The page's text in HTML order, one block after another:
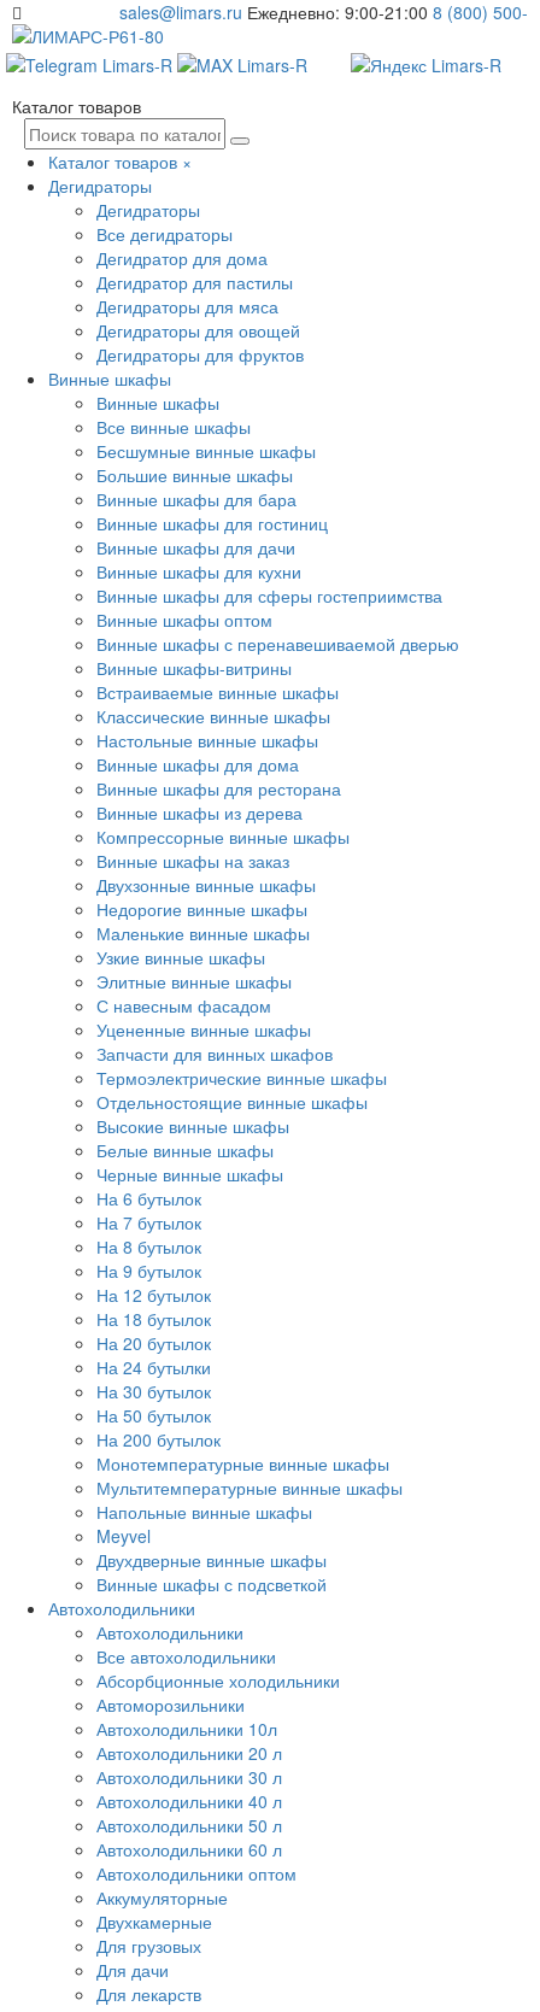
sales@limars.ru Ежедневно: 9:00-21:00 8 (800) 500-
61-80
Каталог товаров
Каталог товаров ×
Дегидраторы
Дегидраторы
Все дегидраторы
Дегидратор для дома
Дегидратор для пастилы
Дегидраторы для мяса
Дегидраторы для овощей
Дегидраторы для фруктов
Винные шкафы
Винные шкафы
Все винные шкафы
Бесшумные винные шкафы
Большие винные шкафы
Винные шкафы для бара
Винные шкафы для гостиниц
Винные шкафы для дачи
Винные шкафы для кухни
Винные шкафы для сферы гостеприимства
Винные шкафы оптом
Винные шкафы с перенавешиваемой дверью
Винные шкафы-витрины
Встраиваемые винные шкафы
Классические винные шкафы
Настольные винные шкафы
Винные шкафы для дома
Винные шкафы для ресторана
Винные шкафы из дерева
Компрессорные винные шкафы
Винные шкафы на заказ
Двухзонные винные шкафы
Недорогие винные шкафы
Маленькие винные шкафы
Узкие винные шкафы
Элитные винные шкафы
С навесным фасадом
Уцененные винные шкафы
Запчасти для винных шкафов
Термоэлектрические винные шкафы
Отдельностоящие винные шкафы
Высокие винные шкафы
Белые винные шкафы
Черные винные шкафы
На 6 бутылок
На 7 бутылок
На 8 бутылок
На 9 бутылок
На 12 бутылок
На 18 бутылок
На 20 бутылок
На 24 бутылки
На 30 бутылок
На 50 бутылок
На 200 бутылок
Монотемпературные винные шкафы
Мультитемпературные винные шкафы
Напольные винные шкафы
Meyvel
Двухдверные винные шкафы
Винные шкафы с подсветкой
Автохолодильники
Автохолодильники
Все автохолодильники
Абсорбционные холодильники
Автоморозильники
Автохолодильники 10л
Автохолодильники 20 л
Автохолодильники 30 л
Автохолодильники 40 л
Автохолодильники 50 л
Автохолодильники 60 л
Автохолодильники оптом
Аккумуляторные
Двухкамерные
Для грузовых
Для дачи
Для лекарств